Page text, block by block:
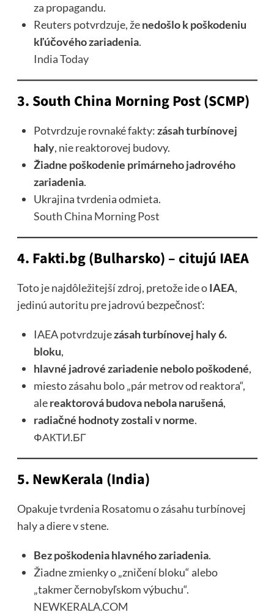
za propagandu.
Reuters potvrdzuje, ženedošlo k poškodeniu
kľúčového zariadenia.
India Today
3. South China Morning Post (SCMP)
Potvrdzuje rovnaké fakty:zásah turbínovej
haly, nie reaktorovej budovy.
Žiadne poškodenie primárneho jadrového
zariadenia.
Ukrajina tvrdenia odmieta.
South China Morning Post
4. Fakti.bg (Bulharsko) – citujú IAEA
Toto je najdôležitejší zdroj, pretože ide oIAEA,
jedinú autoritu pre jadrovú bezpečnosť:
IAEA potvrdzujezásah turbínovej haly 6.
bloku,
hlavné jadrové zariadenie nebolo poškodené,
miesto zásahu bolo „pár metrov od reaktora“,
alereaktorová budova nebola narušená,
radiačné hodnoty zostali v norme.
ФАКТИ.БГ
5. NewKerala (India)
Opakuje tvrdenia Rosatomu o zásahu turbínovej
haly a diere v stene.
Bez poškodenia hlavného zariadenia.
Žiadne zmienky o „zničení bloku“ alebo
„takmer černobyľskom výbuchu“.
NEWKERALA.COM